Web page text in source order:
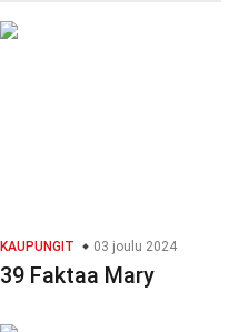
KAUPUNGIT 03 joulu 2024
39 Faktaa Mary